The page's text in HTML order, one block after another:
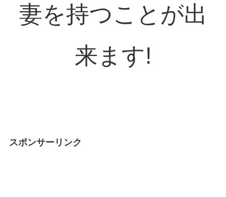
妻を持つことが出
来ます!
スポンサーリンク